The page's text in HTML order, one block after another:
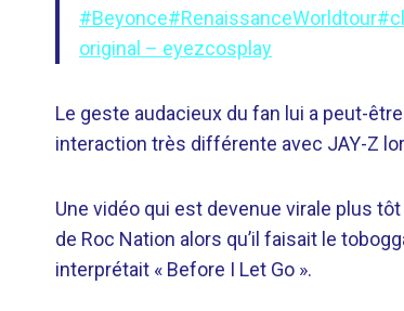
#Beyonce#RenaissanceWorldtour
original – eyezcosplay
Le geste audacieux du fan lui a peut-
interaction très différente avec JAY-Z
Une vidéo qui est devenue virale plus
de Roc Nation alors qu’il faisait le
interprétait « Before I Let Go ».